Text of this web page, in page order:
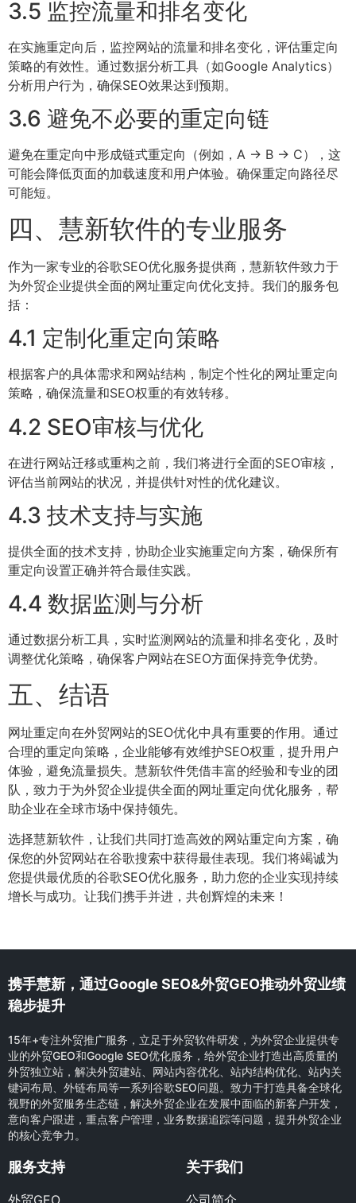
3.5 监控流量和排名变化
在实施重定向后，监控网站的流量和排名变化，评估重定向
策略的有效性。通过数据分析工具（如Google Analytics）
分析用户行为，确保SEO效果达到预期。
3.6 避免不必要的重定向链
避免在重定向中形成链式重定向（例如，A → B → C），这
可能会降低页面的加载速度和用户体验。确保重定向路径尽
可能短。
四、慧新软件的专业服务
作为一家专业的谷歌SEO优化服务提供商，慧新软件致力于
为外贸企业提供全面的网址重定向优化支持。我们的服务包
括：
4.1 定制化重定向策略
根据客户的具体需求和网站结构，制定个性化的网址重定向
策略，确保流量和SEO权重的有效转移。
4.2 SEO审核与优化
在进行网站迁移或重构之前，我们将进行全面的SEO审核，
评估当前网站的状况，并提供针对性的优化建议。
4.3 技术支持与实施
提供全面的技术支持，协助企业实施重定向方案，确保所有
重定向设置正确并符合最佳实践。
4.4 数据监测与分析
通过数据分析工具，实时监测网站的流量和排名变化，及时
调整优化策略，确保客户网站在SEO方面保持竞争优势。
五、结语
网址重定向在外贸网站的SEO优化中具有重要的作用。通过
合理的重定向策略，企业能够有效维护SEO权重，提升用户
体验，避免流量损失。慧新软件凭借丰富的经验和专业的团
队，致力于为外贸企业提供全面的网址重定向优化服务，帮
助企业在全球市场中保持领先。
选择慧新软件，让我们共同打造高效的网站重定向方案，确
保您的外贸网站在谷歌搜索中获得最佳表现。我们将竭诚为
您提供最优质的谷歌SEO优化服务，助力您的企业实现持续
增长与成功。让我们携手并进，共创辉煌的未来！
携手慧新，通过Google SEO&外贸GEO推动外贸业绩
稳步提升
15年+专注外贸推广服务，立足于外贸软件研发，为外贸企业提供专
业的外贸GEO和Google SEO优化服务，给外贸企业打造出高质量的
外贸独立站，解决外贸建站、网站内容优化、站内结构优化、站内关
键词布局、外链布局等一系列谷歌SEO问题。致力于打造具备全球化
视野的外贸服务生态链，解决外贸企业在发展中面临的新客户开发，
意向客户跟进，重点客户管理，业务数据追踪等问题，提升外贸企业
的核心竞争力。
服务支持
外贸GEO
关于我们
公司简介